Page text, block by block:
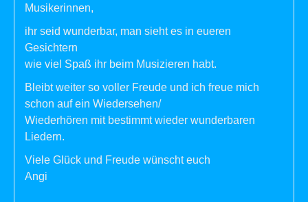
Musikerinnen,
ihr seid wunderbar, man sieht es in eueren
Gesichtern
wie viel Spaß ihr beim Musizieren habt.
Bleibt weiter so voller Freude und ich freue mich
schon auf ein Wiedersehen/
Wiederhören mit bestimmt wieder wunderbaren
Liedern.
Viele Glück und Freude wünscht euch
Angi